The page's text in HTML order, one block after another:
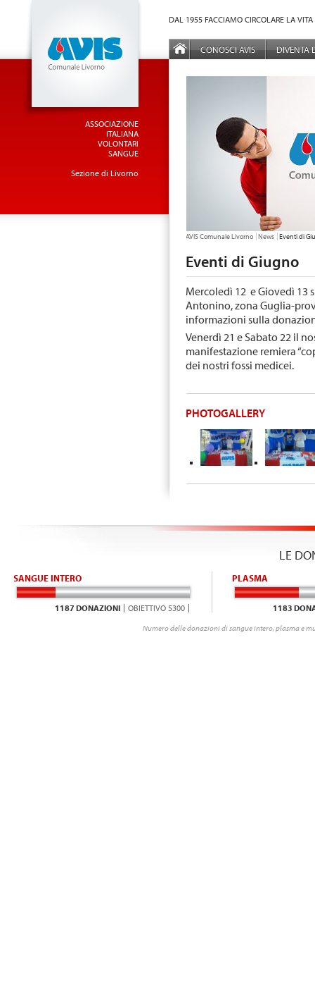
ASSOCIAZIONE
ITALIANA
VOLONTARI
SANGUE
Sezione di Livorno
DAL 1955 FACCIAMO CIRCOLARE LA
MENÙ PRINCIPALE
CONOSCI AVIS DIVENTA
TU SEI QUI:
AVIS Comunale Livorno News Eventi di
Eventi di Giugno
Mercoledì 12 e Giovedì 13
Antonino, zona Guglia-
informazioni sulla
Venerdì 21 e Sabato 22 il
manifestazione remiera
dei nostri fossi medicei.
PHOTOGALLERY
LE
SANGUE INTERO
1187 DONAZIONI OBIETTIVO 5300
PLASMA
1183
Numero delle donazioni di sangue intero, plasma e